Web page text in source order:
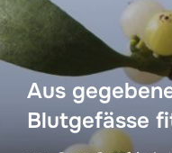
Aus
Blutgefässe